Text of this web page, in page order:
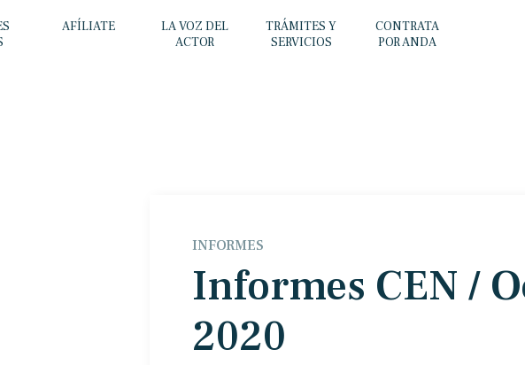
AFÍLIATE
LA VOZ DEL
ACTOR
TRÁMITES Y
SERVICIOS
CONTRATA
POR ANDA
INFORMES
Informes CEN /
2020